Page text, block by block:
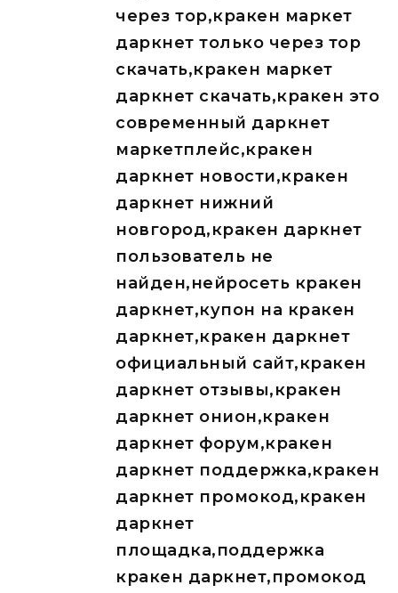
через тор,кракен маркет
даркнет только через тор
скачать,кракен маркет
даркнет скачать,кракен это
современный даркнет
маркетплейс,кракен
даркнет новости,кракен
даркнет нижний
новгород,кракен даркнет
пользователь не
найден,нейросеть кракен
даркнет,купон на кракен
даркнет,кракен даркнет
официальный сайт,кракен
даркнет отзывы,кракен
даркнет онион,кракен
даркнет форум,кракен
даркнет поддержка,кракен
даркнет промокод,кракен
даркнет
площадка,поддержка
кракен даркнет,промокод